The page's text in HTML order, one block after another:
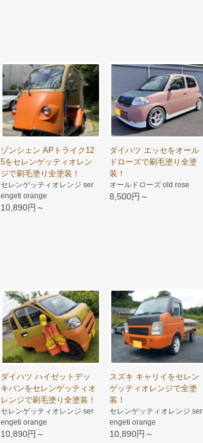
ゾンシェン APトライク12
5をセレンゲッティオレン
ジで刷毛塗り全塗装！
セレンゲッティオレンジ ser
engeti orange
10,890円～
ダイハツ エッセをオール
ドローズで刷毛塗り全塗
装！
オールドローズ old rose
8,500円～
ダイハツ ハイゼットデッ
キバンをセレンゲッティオ
レンジで刷毛塗り全塗装！
セレンゲッティオレンジ ser
engeti orange
10,890円～
スズキ キャリイをセレン
ゲッティオレンジで全塗
装！
セレンゲッティオレンジ ser
engeti orange
10,890円～